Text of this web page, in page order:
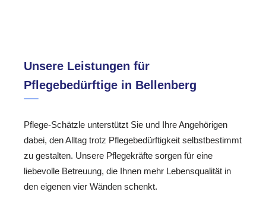
Unsere Leistungen für
Pflegebedürftige in Bellenberg
Pflege-Schätzle unterstützt Sie und Ihre Angehörigen
dabei, den Alltag trotz Pflegebedürftigkeit selbstbestimmt
zu gestalten. Unsere Pflegekräfte sorgen für eine
liebevolle Betreuung, die Ihnen mehr Lebensqualität in
den eigenen vier Wänden schenkt.